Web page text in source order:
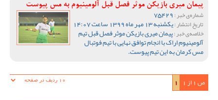
پیمان میری بازیکن موثر فصل قبل آلومینیوم به مس پیوست
شماره‌ی خبر :
تاریخ انتشار :یکشنبه 13 مهر ماه 1399 ساعت 14:07
خلاصه‌ی خبر :پیمان میری بازیکن موثر فصل قبل تیم
آلومینیوم اراک با انجام توافق نهایی با تیم فوتبال
مس کرمان به این تیم پیوست.
ص 1 از 1 1